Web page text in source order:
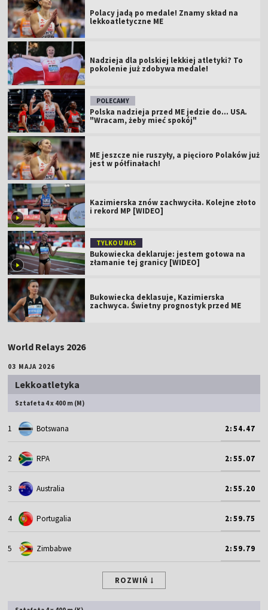
Polacy jadą po medale! Znamy skład na
lekkoatletyczne ME
Nadzieja dla polskiej lekkiej atletyki? To
pokolenie już zdobywa medale!
POLECAMY
Polska nadzieja przed ME jedzie do... USA.
"Wracam, żeby mieć spokój"
ME jeszcze nie ruszyły, a pięcioro Polaków już
jest w półfinałach!
Kazimierska znów zachwyciła. Kolejne złoto
i rekord MP [WIDEO]
TYLKO U NAS
Bukowiecka deklaruje: jestem gotowa na
złamanie tej granicy [WIDEO]
Bukowiecka deklasuje, Kazimierska
zachwyca. Świetny prognostyk przed ME
World Relays 2026
03 MAJA 2026
Lekkoatletyka
Sztafeta 4 x 400 m (M)
1 Botswana 2:54.47
2 RPA 2:55.07
3 Australia 2:55.20
4 Portugalia 2:59.75
5 Zimbabwe 2:59.79
ROZWIŃ